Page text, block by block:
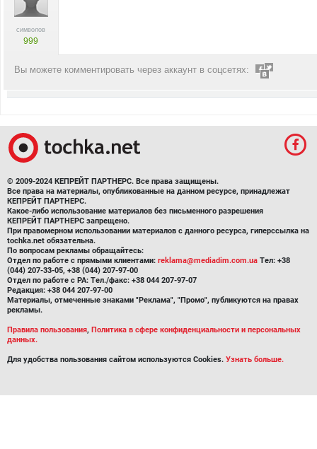
символов
999
Вы можете комментировать через аккаунт в соцсетях:
© 2009-2024 КЕПРЕЙТ ПАРТНЕРС. Все права защищены.
Все права на материалы, опубликованные на данном ресурсе, принадлежат
КЕПРЕЙТ ПАРТНЕРС.
Какое-либо использование материалов без письменного разрешения
КЕПРЕЙТ ПАРТНЕРС запрещено.
При правомерном использовании материалов с данного ресурса, гиперссылка на
tochka.net обязательна.
По вопросам рекламы обращайтесь:
Отдел по работе с прямыми клиентами: reklama@mediadim.com.ua Тел: +38
(044) 207-33-05, +38 (044) 207-97-00
Отдел по работе с РА: Тел./факс: +38 044 207-97-07
Редакция: +38 044 207-97-00
Материалы, отмеченные знаками "Реклама", "Промо", публикуются на правах
рекламы.
Правила пользования, Политика в сфере конфиденциальности и персональных
данных.
Для удобства пользования сайтом используются Cookies. Узнать больше.